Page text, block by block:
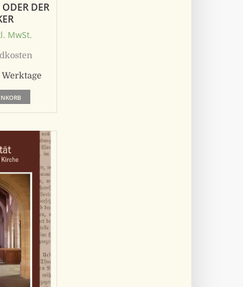
DER
MwSt.
Werktage